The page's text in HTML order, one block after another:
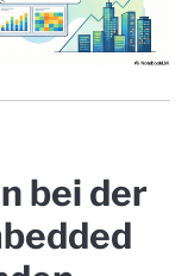
bei der